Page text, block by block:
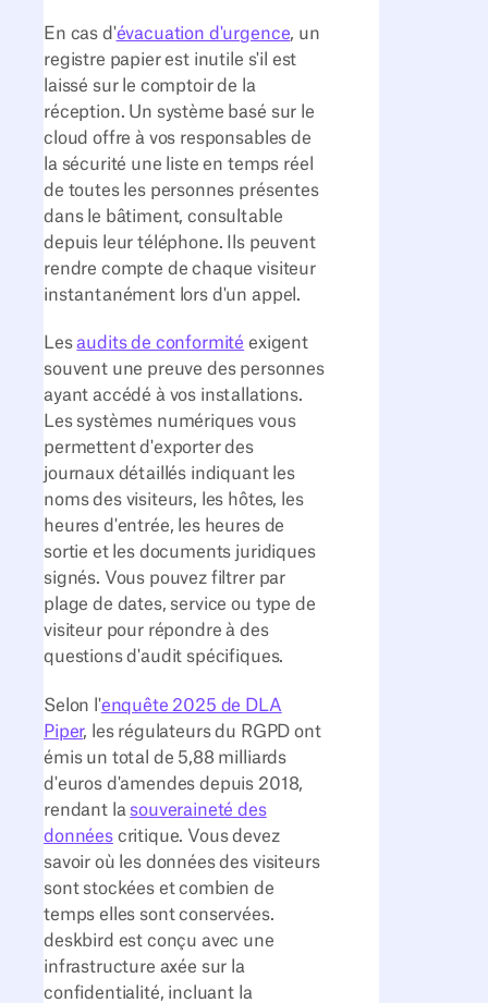
En cas d'évacuation d'urgence, un
registre papier est inutile s'il est
laissé sur le comptoir de la
réception. Un système basé sur le
cloud offre à vos responsables de
la sécurité une liste en temps réel
de toutes les personnes présentes
dans le bâtiment, consultable
depuis leur téléphone. Ils peuvent
rendre compte de chaque visiteur
instantanément lors d'un appel.
Lesaudits de conformité exigent
souvent une preuve des personnes
ayant accédé à vos installations.
Les systèmes numériques vous
permettent d'exporter des
journaux détaillés indiquant les
noms des visiteurs, les hôtes, les
heures d'entrée, les heures de
sortie et les documents juridiques
signés. Vous pouvez filtrer par
plage de dates, service ou type de
visiteur pour répondre à des
questions d'audit spécifiques.
Selon l'enquête 2025 de DLA
Piper, les régulateurs du RGPD ont
émis un total de 5,88 milliards
d'euros d'amendes depuis 2018,
rendant la souveraineté des
donnéescritique. Vous devez
savoir où les données des visiteurs
sont stockées et combien de
temps elles sont conservées.
deskbird est conçu avec une
infrastructure axée sur la
confidentialité, incluant la